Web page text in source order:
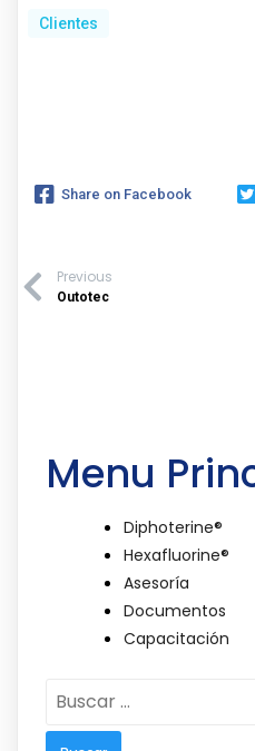
Clientes
Share on Facebook
Previous
Outotec
Menu
Diphoterine®
Hexafluorine®
Asesoría
Documentos
Capacitación
Buscar: